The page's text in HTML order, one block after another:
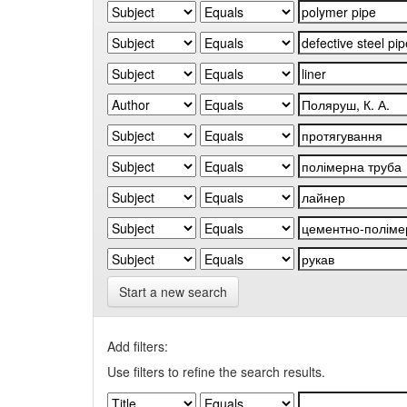
Start a new search
Add filters:
Use filters to refine the search results.